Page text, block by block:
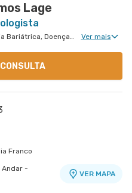
Lage
Endocrinologia Clinica, Endocrinologia Bariátrica, Doenças Osteometabólicas, Doenças da Hipófise Ver mais
Franco
Andar -
VER MAPA